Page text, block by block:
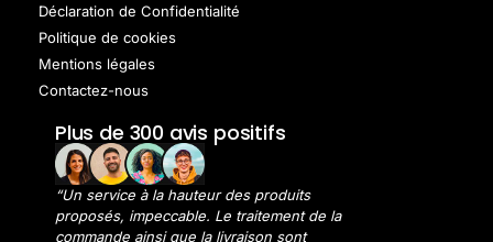
Déclaration de Confidentialité
Politique de cookies
Mentions légales
Contactez-nous
Plus de 300 avis positifs
“Un service à la hauteur des produits
proposés, impeccable. Le traitement de la
commande ainsi que la livraison sont